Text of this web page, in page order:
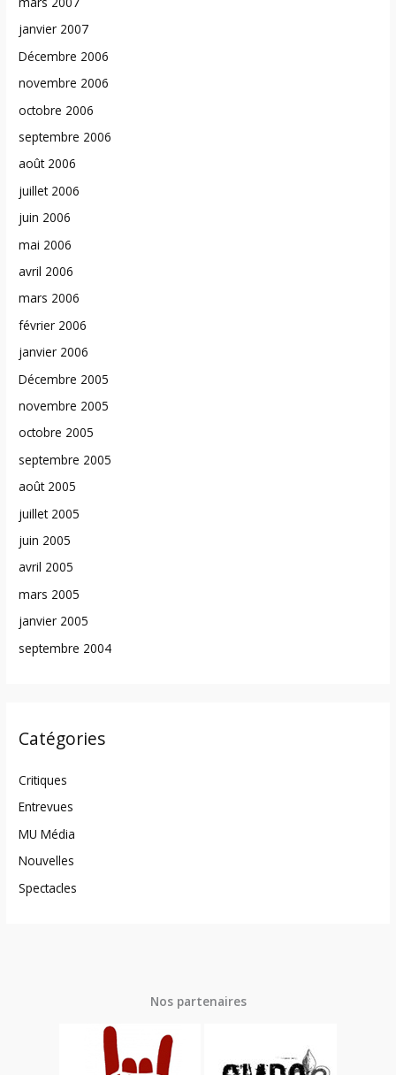
janvier 2007
Décembre 2006
novembre 2006
octobre 2006
septembre 2006
août 2006
juillet 2006
juin 2006
mai 2006
avril 2006
mars 2006
février 2006
janvier 2006
Décembre 2005
novembre 2005
octobre 2005
septembre 2005
août 2005
juillet 2005
juin 2005
avril 2005
mars 2005
janvier 2005
septembre 2004
Catégories
Critiques
Entrevues
MU Média
Nouvelles
Spectacles
Nos partenaires